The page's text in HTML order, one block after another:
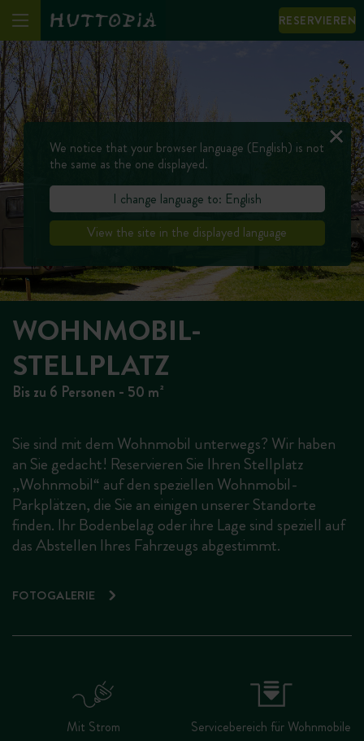
RESERVIEREN
WOHNMOBIL-
STELLPLATZ
Bis zu 6 Personen - 50 m²
Sie sind mit dem Wohnmobil unterwegs? Wir haben
an Sie gedacht! Reservieren Sie Ihren Stellplatz
„Wohnmobil“ auf den speziellen Wohnmobil-
Parkplätzen, die Sie an einigen unserer Standorte
finden. Ihr Bodenbelag oder ihre Lage sind speziell auf
das Abstellen Ihres Fahrzeugs abgestimmt.
FOTOGALERIE
Mit Strom Servicebereich für Wohnmobile
We notice that your browser language (English) is not
the same as the one displayed.
I change language to: English
View the site in the displayed language